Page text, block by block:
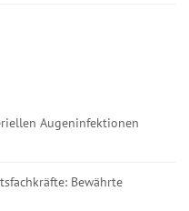
Augeninfektionen
Bewährte